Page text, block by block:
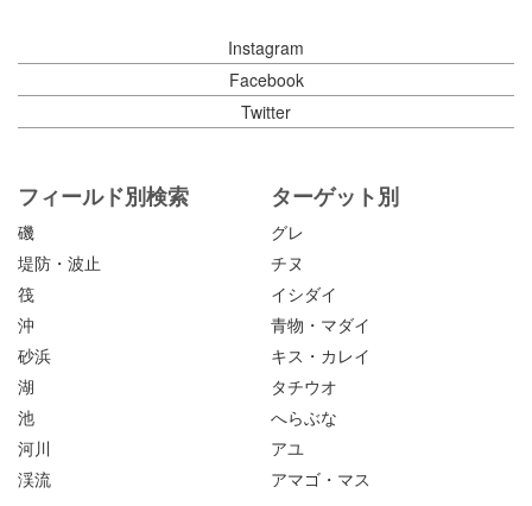
Instagram
Facebook
Twitter
フィールド別検索
磯
堤防・波止
筏
沖
砂浜
湖
池
河川
渓流
ターゲット別
グレ
チヌ
イシダイ
青物・マダイ
キス・カレイ
タチウオ
へらぶな
アユ
アマゴ・マス